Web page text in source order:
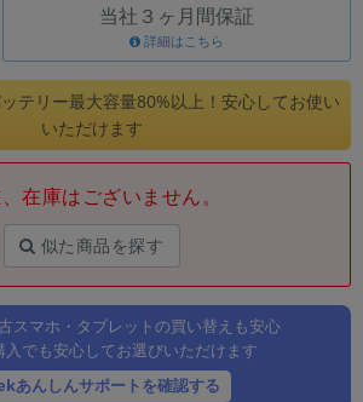
当社３ヶ月間保証
詳細はこちら
テリー最大容量80%以上！安心してお使い
いただけます
在庫はございません。
似た商品を探す
スマホ・タブレットの買い替えも安心
入でも安心してお選びいただけます
あんしんサポートを確認する
」など
」など
など
など